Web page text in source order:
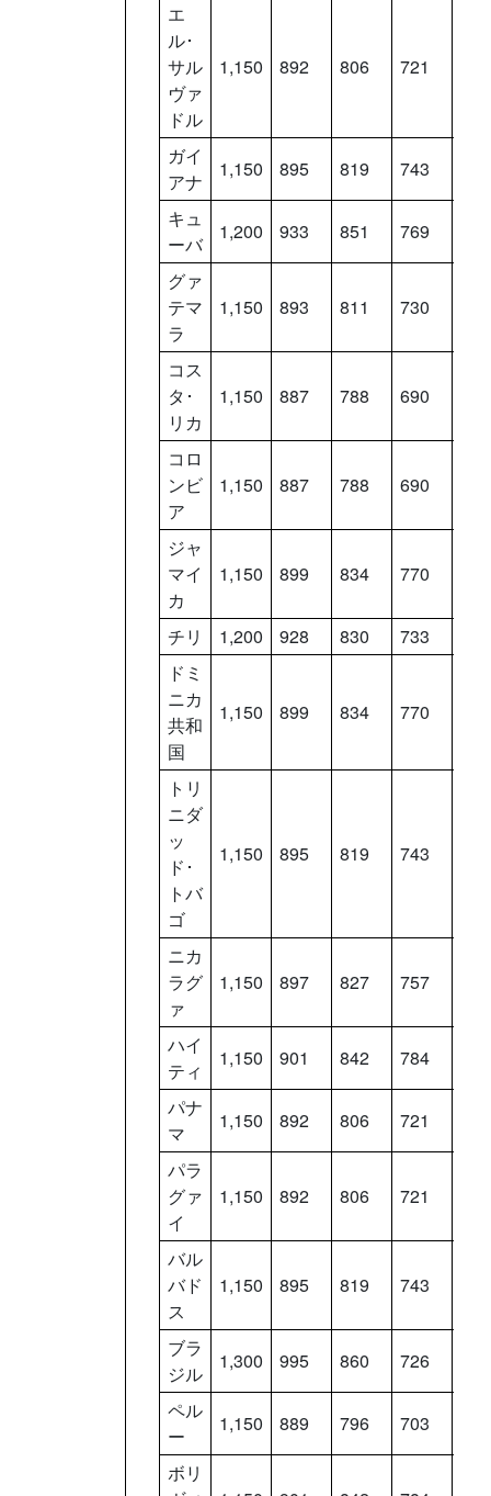
エ
ル･
サル
ヴァ
ドル
1,150 892 806 721
ガイ
アナ
1,150 895 819 743
キュ
ーバ
1,200 933 851 769
グァ
テマ
ラ
1,150 893 811 730
コス
タ･
リカ
1,150 887 788 690
コロ
ンビ
ア
1,150 887 788 690
ジャ
マイ
カ
1,150 899 834 770
チリ 1,200 928 830 733
ドミ
ニカ
共和
国
1,150 899 834 770
トリ
ニダ
ッ
ド･
トバ
ゴ
1,150 895 819 743
ニカ
ラグ
ァ
1,150 897 827 757
ハイ
ティ
1,150 901 842 784
パナ
マ
1,150 892 806 721
パラ
グァ
イ
1,150 892 806 721
バル
バド
ス
1,150 895 819 743
ブラ
ジル
1,300 995 860 726
ペル
ー
1,150 889 796 703
ボリ